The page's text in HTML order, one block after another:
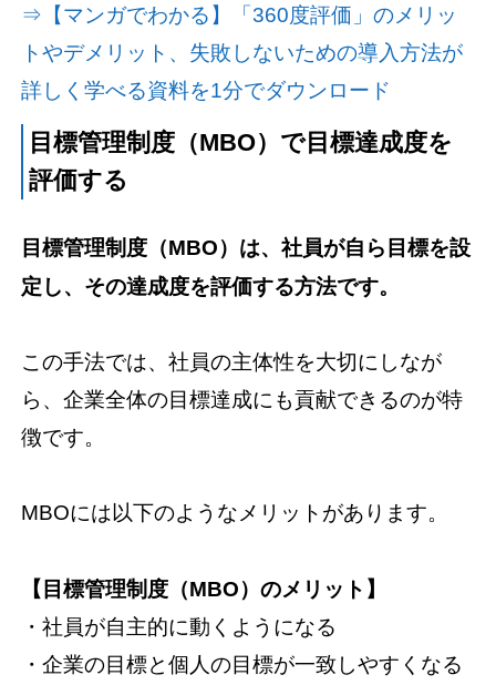
⇒【マンガでわかる】「360度評価」のメリッ
トやデメリット、失敗しないための導入方法が
詳しく学べる資料を1分でダウンロード
目標管理制度（MBO）で目標達成度を
評価する
目標管理制度（MBO）は、社員が自ら目標を設
定し、その達成度を評価する方法です。
この手法では、社員の主体性を大切にしなが
ら、企業全体の目標達成にも貢献できるのが特
徴です。
MBOには以下のようなメリットがあります。
【目標管理制度（MBO）のメリット】
・社員が自主的に動くようになる
・企業の目標と個人の目標が一致しやすくなる